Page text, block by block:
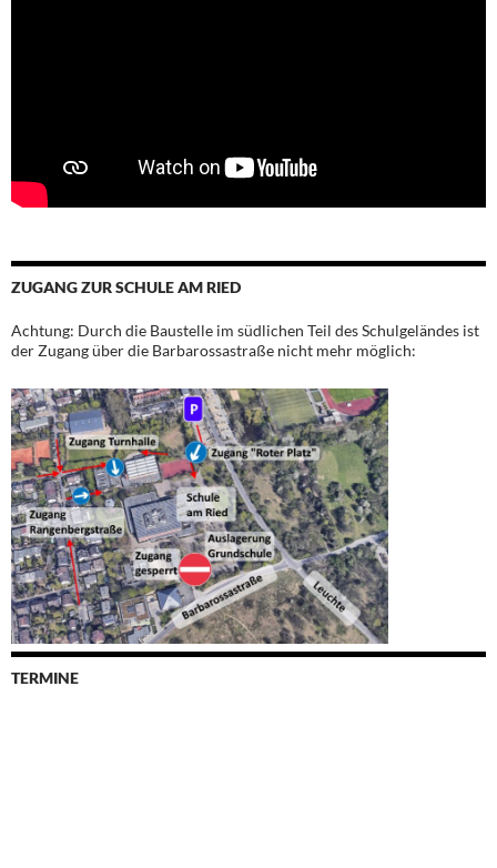
ZUGANG ZUR SCHULE AM RIED
Achtung: Durch die Baustelle im südlichen Teil des Schulgeländes ist
der Zugang über die Barbarossastraße nicht mehr möglich:
TERMINE